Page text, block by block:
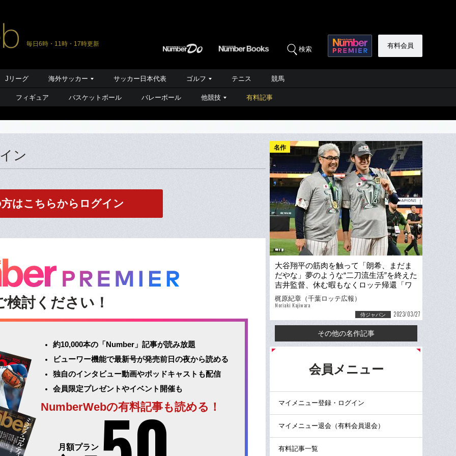
毎日6時・11時・17時更新
検索 有料会員
Jリーグ 海外サッカー サッカー日本代表 ゴルフ テニス 競馬
フィギュア バスケットボール バレーボール 他競技 有料記事
ン
はこちらからログイン
検討ください！
約10,000本の「Number」記事が読み放題
ビューワー機能で最新号が発売前日の夜から読める
独自のインタビュー動画やポッドキャストも配信
会員限定プレゼントやイベント開催も
NumberWebの有料記事も読める！
月額プラン
名作
大谷翔平の筋肉を触って「朗希、まだま
だやな」夢のような“二刀流生活”を終えた
吉井監督、休む暇もなくロッテ帰還「ワ
クワクするチームつくる」
梶原紀章（千葉ロッテ広報）
Noriaki Kajiwara
侍ジャパン 2023/03/27
その他の名作記事
会員メニュー
マイメニュー登録・ログイン
マイメニュー退会（有料会員退会）
有料記事一覧